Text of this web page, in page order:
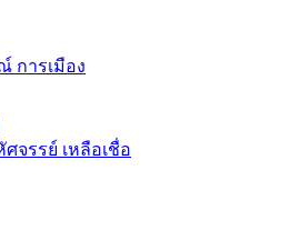
การเมือง
จรรย์ เหลือเชื่อ